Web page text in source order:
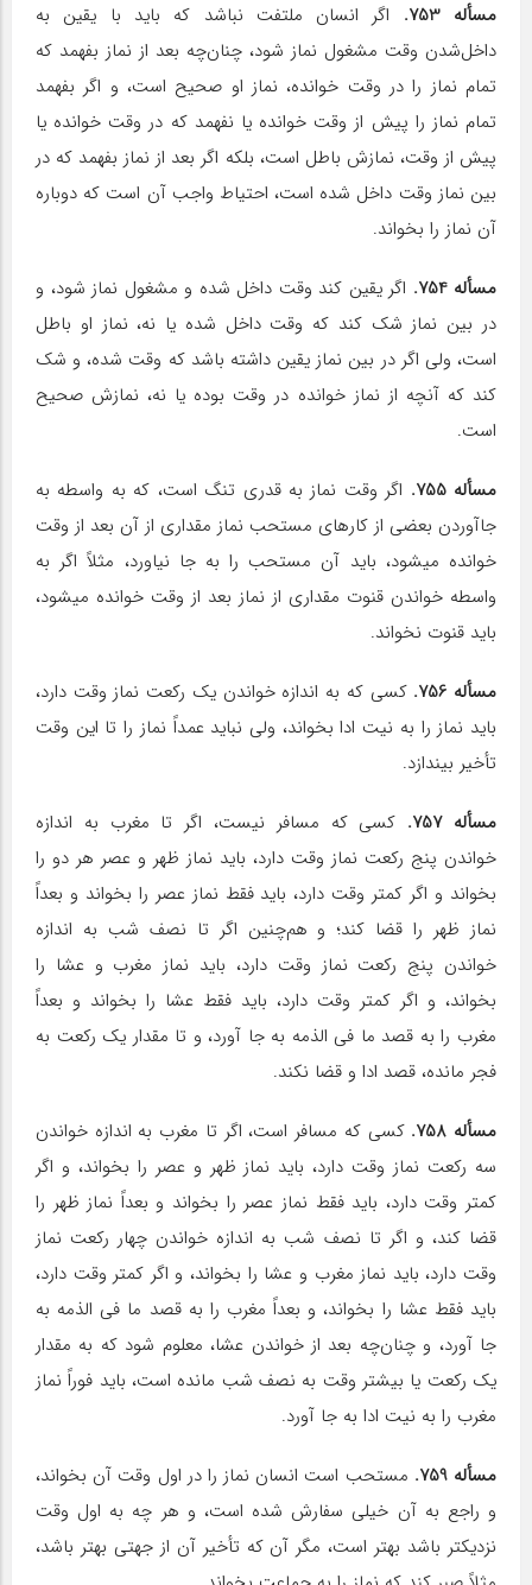
مسأله 753.
اگر انسان ملتفت نباشد که باید با یقین به
داخل‌شدن وقت مشغول نماز شود، چنان‌چه بعد از نماز بفهمد که
تمام نماز را در وقت خوانده، نماز او صحیح است، و اگر بفهمد
تمام نماز را پیش از وقت خوانده یا نفهمد که در وقت خوانده یا
پیش از وقت، نمازش باطل است، بلکه اگر بعد از نماز بفهمد که در
بین نماز وقت داخل شده است، احتیاط واجب آن است که دوباره
آن نماز را بخواند.
مسأله 754.
اگر یقین کند وقت داخل شده و مشغول نماز شود، و
در بین نماز شک کند که وقت داخل شده یا نه، نماز او باطل
است، ولی اگر در بین نماز یقین داشته باشد که وقت شده، و شک
کند که آنچه از نماز خوانده در وقت بوده یا نه، نمازش صحیح
است.
مسأله 755.
اگر وقت نماز به قدری تنگ است، که به واسطه به
جاآوردن بعضی از کارهای مستحب نماز مقداری از آن بعد از وقت
خوانده می‎شود، باید آن مستحب را به جا نیاورد، مثلاً اگر به
واسطه خواندن قنوت مقداری از نماز بعد از وقت خوانده می‎شود،
باید قنوت نخواند.
مسأله 756.
کسی که به اندازه خواندن یک رکعت نماز وقت دارد،
باید نماز را به نیت ادا بخواند، ولی نباید عمداً نماز را تا این وقت
تأخیر بیندازد.
مسأله 757.
کسی که مسافر نیست، اگر تا مغرب به اندازه
خواندن پنج رکعت نماز وقت دارد، باید نماز ظهر و عصر هر دو را
بخواند و اگر کمتر وقت دارد، باید فقط نماز عصر را بخواند و بعداً
نماز ظهر را قضا کند؛ و هم‌چنین اگر تا نصف شب به اندازه
خواندن پنج رکعت نماز وقت دارد، باید نماز مغرب و عشا را
بخواند، و اگر کمتر وقت دارد، باید فقط عشا را بخواند و بعداً
مغرب را به قصد ما فی الذمه به جا آورد، و تا مقدار یک رکعت به
فجر مانده، قصد ادا و قضا نکند.
مسأله 758.
کسی که مسافر است، اگر تا مغرب به اندازه خواندن
سه رکعت نماز وقت دارد، باید نماز ظهر و عصر را بخواند، و اگر
کمتر وقت دارد، باید فقط نماز عصر را بخواند و بعداً نماز ظهر را
قضا کند، و اگر تا نصف شب به اندازه خواندن چهار رکعت نماز
وقت دارد، باید نماز مغرب و عشا را بخواند، و اگر کمتر وقت دارد،
باید فقط عشا را بخواند، و بعداً مغرب را به قصد ما فی الذمه به
جا آورد، و چنان‌چه بعد از خواندن عشا، معلوم شود که به مقدار
یک رکعت یا بیشتر وقت به نصف شب مانده است، باید فوراً نماز
مغرب را به نیت ادا به جا آورد.
مسأله 759.
مستحب است انسان نماز را در اول وقت آن بخواند،
و راجع به آن خیلی سفارش شده است، و هر چه به اول وقت
نزدیکتر باشد بهتر است، مگر آن که تأخیر آن از جهتی بهتر باشد،